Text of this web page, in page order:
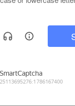
-70%